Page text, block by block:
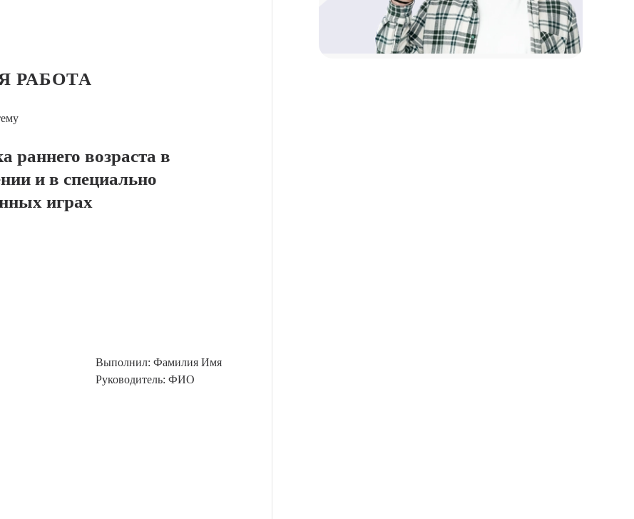
РАБОТА
раннего возраста в
и в специально
играх
Выполнил: Фамилия Имя
Руководитель: ФИО